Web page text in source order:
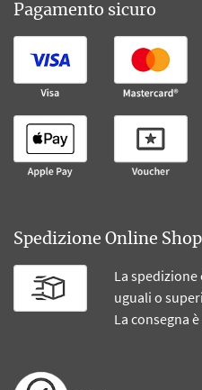
Pagamento sicuro
Spedizione Online Shop
La
uguali o
La consegna